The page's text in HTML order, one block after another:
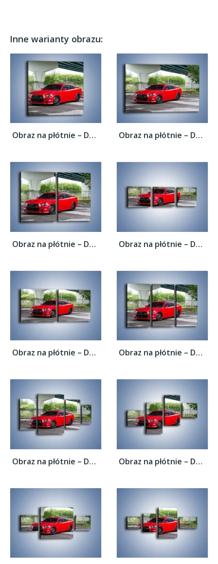
Inne warianty obrazu:
Obraz na płótnie – Dodge Charger SRT8 –... Obraz na płótnie – Dodge Charger SRT10 –...
Obraz na płótnie – Dodge Charger SRT12 –... Obraz na płótnie – Dodge Charger SRT13 –...
Obraz na płótnie – Dodge Charger SRT11 –... Obraz na płótnie – Dodge Charger SRT14 –...
Obraz na płótnie – Dodge Charger SRT21 –... Obraz na płótnie – Dodge Charger SRT20 –...